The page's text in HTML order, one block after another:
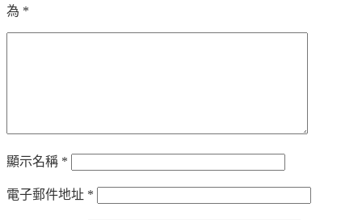
為 *
顯示名稱 *
電子郵件地址 *